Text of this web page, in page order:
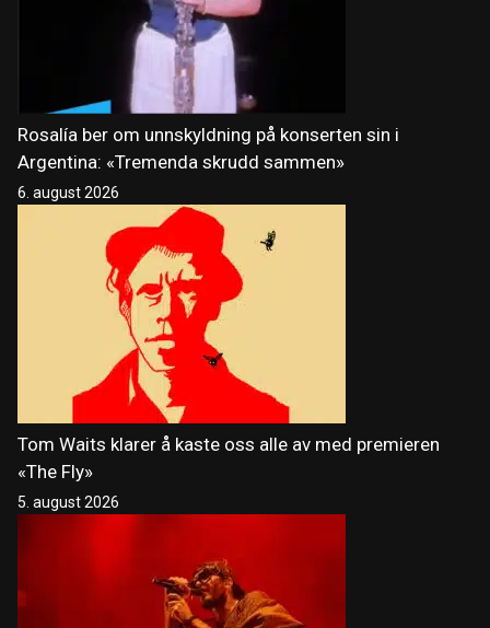
Rosalía ber om unnskyldning på konserten sin i
Argentina: «Tremenda skrudd sammen»
6. august 2026
Tom Waits klarer å kaste oss alle av med premieren
«The Fly»
5. august 2026